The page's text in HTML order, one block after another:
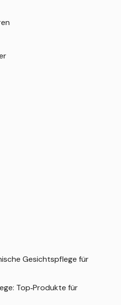
Gesichtspflege für
Top‑Produkte für